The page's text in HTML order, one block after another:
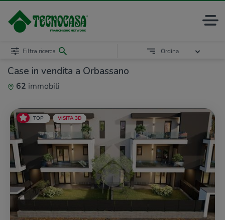
Case in vendita a Orbassano
62 immobili
Filtra ricerca Ordina
TOP VISITA 3D